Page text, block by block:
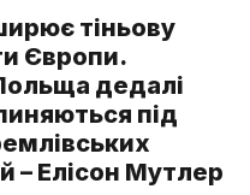
тіньову
Європи.
дедалі
під
– Елісон Мутлер